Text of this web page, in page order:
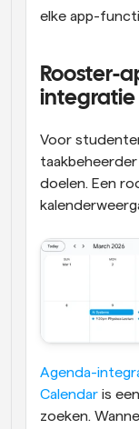
elke app-
Rooster-
integratie
Voor
doelen. Een
Agenda-
Calendar is
zoeken.